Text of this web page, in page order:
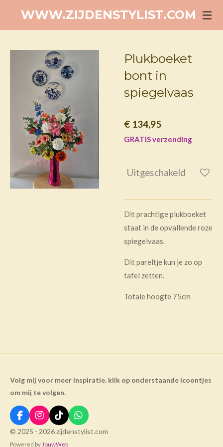
de
hoofdinhoud
WWW.ZIJDENSTYLIST.COM
Plukboeket
bont in
spiegelvaas
€ 134,95
GRATIS verzending
Uitgeschakeld
Dit prachtige plukboeket
staat in de opvallende roze
spiegelvaas.
Dit pareltje kun je zo op
tafel zetten.
Totale hoogte 75cm
Volg mij voor meer inspiratie. klik op onderstaande icoontjes
om mij te volgen.
F
a
c
I
n
s
T
i
k
W
h
a
© 2025 - 2026 zijdenstylist.com
Powered by JouwWeb